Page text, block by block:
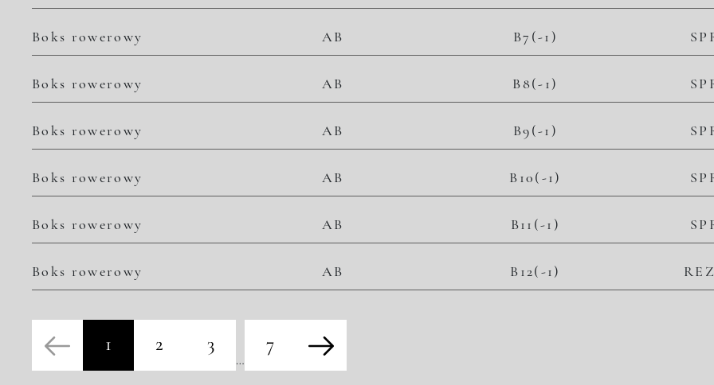
Boks rowerowy AB B7(-1)
Boks rowerowy AB B8(-1)
Boks rowerowy AB B9(-1)
Boks rowerowy AB B10(-1)
Boks rowerowy AB B11(-1)
Boks rowerowy AB B12(-1)
1 2 3
…
7